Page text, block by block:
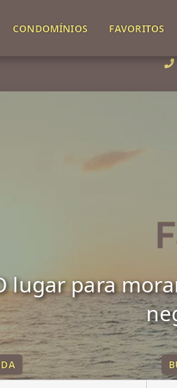
CONDOMÍNIOS FAVORITOS
lugar para